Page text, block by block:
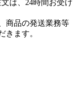
は、24時間お受け
商品の発送業務等
きます。